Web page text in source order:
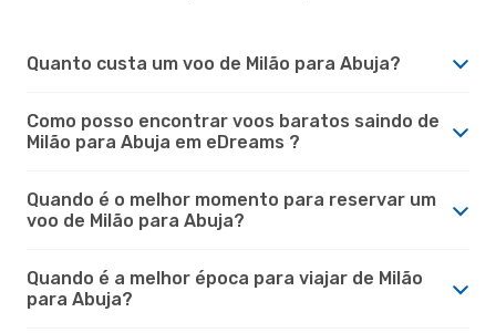
Quanto custa um voo de Milão para Abuja?
Como posso encontrar voos baratos saindo de
Milão para Abuja em eDreams ?
Quando é o melhor momento para reservar um
voo de Milão para Abuja?
Quando é a melhor época para viajar de Milão
para Abuja?